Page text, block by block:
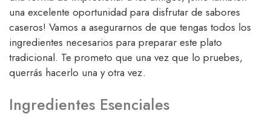
una excelente oportunidad para disfrutar de sabores
caseros! Vamos a asegurarnos de que tengas todos los
ingredientes necesarios para preparar este plato
tradicional. Te prometo que una vez que lo pruebes,
querrás hacerlo una y otra vez.
Ingredientes Esenciales